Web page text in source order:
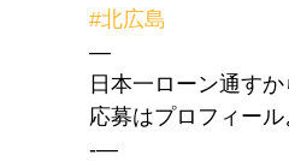
#北広島
—
日本一ローン通す
応募はプロフィー
-—